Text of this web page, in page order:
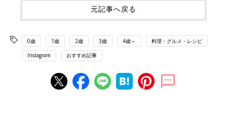
元記事へ戻る
0歳 1歳 2歳 3歳 4歳～ 料理・グルメ・レシピ
Instagram おすすめ記事